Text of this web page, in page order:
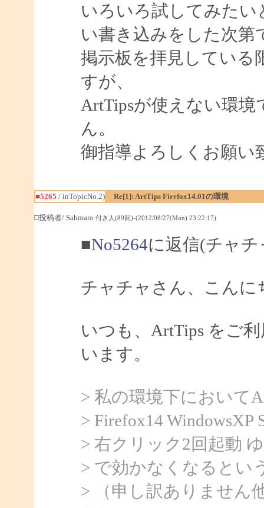
いろいろ試してみた
い書き込みをした次第
掲示板を拝見している
すが、
ArtTipsが使えない環
ん。
御指導よろしくお願い
■5265 / inTopicNo.2) Re[1]: ArtTips Firefox14.01の環境
□投稿者/ Sahmaro 付き人(89回)-(2012/08/27(Mon) 23:22:17)
■No5264に返信(チャ
チャチャさん、こんに
いつも、ArtTips をご
います。
> 私の環境下において
> Firefox14 WindowsXP
> 右クリック2回起動
> で効かなくなるとい
> （申し訳ありません